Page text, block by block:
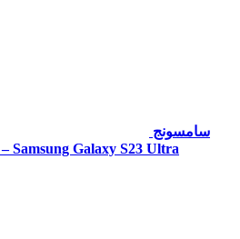
سامسونج
جلاكسي اس 23 الترا – Samsung Galaxy S23 Ultra